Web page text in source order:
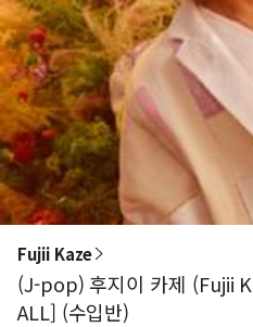
Fujii Kaze
(J-pop) 후지이 카제 (Fujii
ALL] (수입반)